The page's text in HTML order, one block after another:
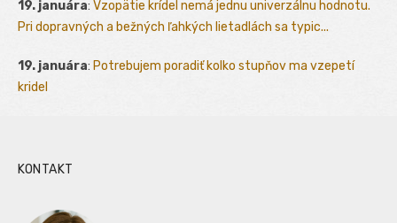
19. januára: Vzopätie krídel nemá jednu univerzálnu hodnotu.
Pri dopravných a bežných ľahkých lietadlách sa typic...
19. januára: Potrebujem poradiť kolko stupňov ma vzepetí
kridel
KONTAKT